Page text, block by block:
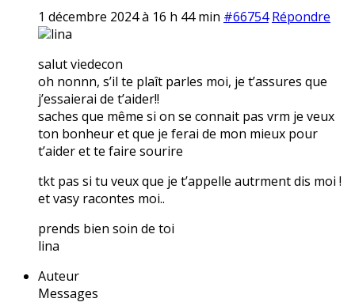
1 décembre 2024 à 16 h 44 min #66754 Répondre
lina
salut viedecon
oh nonnn, s’il te plaît parles moi, je t’assures que
j’essaierai de t’aider!!
saches que même si on se connait pas vrm je veux
ton bonheur et que je ferai de mon mieux pour
t’aider et te faire sourire
tkt pas si tu veux que je t’appelle autrment dis moi !
et vasy racontes moi..
prends bien soin de toi
lina
Auteur
Messages